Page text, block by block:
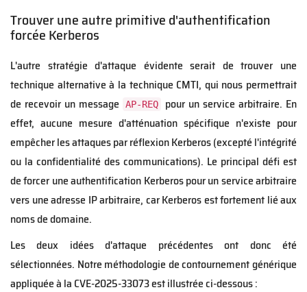
Trouver une autre primitive d'authentification
forcée Kerberos
L'autre stratégie d'attaque évidente serait de trouver une
technique alternative à la technique CMTI, qui nous permettrait
de recevoir un message
AP-REQ
pour un service arbitraire. En
effet, aucune mesure d'atténuation spécifique n'existe pour
empêcher les attaques par réflexion Kerberos (excepté l'intégrité
ou la confidentialité des communications). Le principal défi est
de forcer une authentification Kerberos pour un service arbitraire
vers une adresse IP arbitraire, car Kerberos est fortement lié aux
noms de domaine.
Les deux idées d'attaque précédentes ont donc été
sélectionnées. Notre méthodologie de contournement générique
appliquée à la CVE-2025-33073 est illustrée ci-dessous :